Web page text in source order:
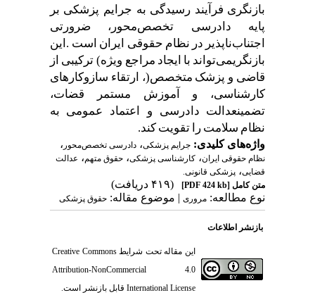
بازنگری فرآیند رسیدگی به جرایم پزشکی بر
پایه
دادرسی تخصصمحور،
ضرورتی
اجتنابناپذیر در نظام حقوقی ایران است . این
بازنگریمیتواند با ایجاد مراجع ویژه(ترکیبی از
قاضی و پزشک متخصص)، ارتقاء سازوکارهای
کارشناسی،
و آموزش مستمر
قضات،
تضمینعدالت دادرسی و اعتماد عمومی به
نظام سلامت را تقویت کند.
واژه‌های کلیدی: جرایم پزشکی، دادرسی تخصص‌محور ،
نظام حقوقی ایران، کارشناسی پزشکی، حقوق متهم ، عدالت
قضایی، پزشکی قانونی.
متن کامل [PDF 424 kb]
(۴۱۹ دریافت)
نوع مطالعه: مروری| موضوع مقاله: حقوق پزشکی
بازنشر اطلاعات
این مقاله تحت شرایطCreative Commons
Attribution-NonCommercial 4.0
International License قابل بازنشر است.